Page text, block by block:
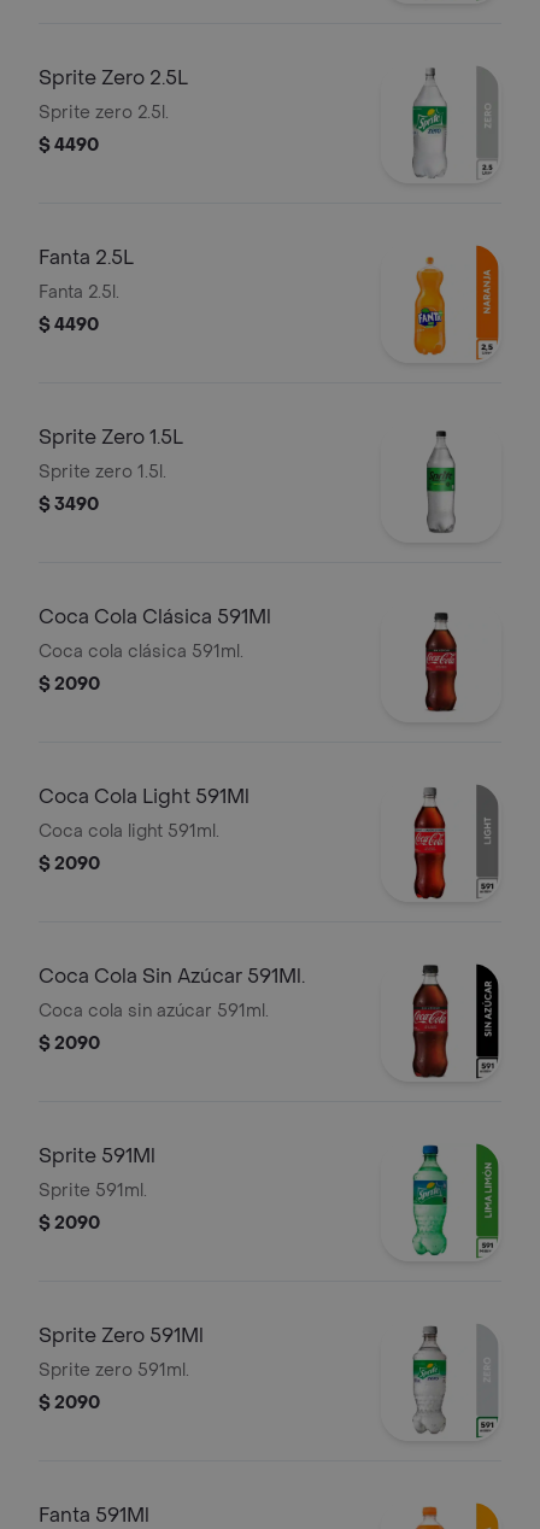
Sprite Zero 2.5L
Sprite zero 2.5l.
$ 4490
Fanta 2.5L
Fanta 2.5l.
$ 4490
Sprite Zero 1.5L
Sprite zero 1.5l.
$ 3490
Coca Cola Clásica 591Ml
Coca cola clásica 591ml.
$ 2090
Coca Cola Light 591Ml
Coca cola light 591ml.
$ 2090
Coca Cola Sin Azúcar 591Ml.
Coca cola sin azúcar 591ml.
$ 2090
Sprite 591Ml
Sprite 591ml.
$ 2090
Sprite Zero 591Ml
Sprite zero 591ml.
$ 2090
Fanta 591Ml